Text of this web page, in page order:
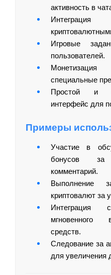
активность в
Игровые
пользователей.
специальные
Простой и
интерфейс для
Примеры
Участие в
бонусов
комментарий.
Выполнение
криптовалют за
мгновенного
средств.
Следование за
для увеличения